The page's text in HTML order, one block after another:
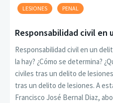
LESIONES PENAL
Responsabilidad civil en
Responsabilidad civil en un
la hay? ¿Cómo se determina?
civiles tras un delito de
tras un delito de lesiones. A
Francisco José Bernal Diaz,